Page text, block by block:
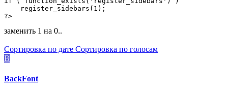
    register_sidebars(1);
?>
заменить 1 на 0..
Сортировка по дате Сортировка по голосам
B
BackFont